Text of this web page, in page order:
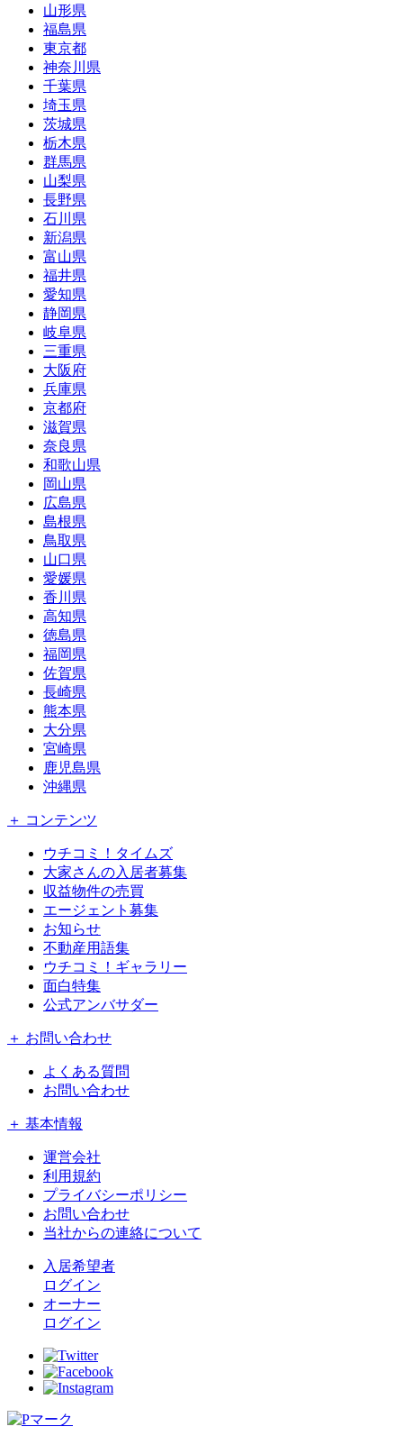
山形県
福島県
東京都
神奈川県
千葉県
埼玉県
茨城県
栃木県
群馬県
山梨県
長野県
石川県
新潟県
富山県
福井県
愛知県
静岡県
岐阜県
三重県
大阪府
兵庫県
京都府
滋賀県
奈良県
和歌山県
岡山県
広島県
島根県
鳥取県
山口県
愛媛県
香川県
高知県
徳島県
福岡県
佐賀県
長崎県
熊本県
大分県
宮崎県
鹿児島県
沖縄県
＋ コンテンツ
ウチコミ！タイムズ
大家さんの入居者募集
収益物件の売買
エージェント募集
お知らせ
不動産用語集
ウチコミ！ギャラリー
面白特集
公式アンバサダー
＋ お問い合わせ
よくある質問
お問い合わせ
＋ 基本情報
運営会社
利用規約
プライバシーポリシー
お問い合わせ
当社からの連絡について
入居希望者
ログイン
オーナー
ログイン